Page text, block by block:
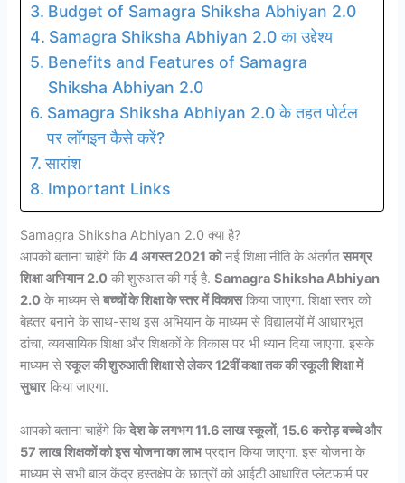
Budget of Samagra Shiksha Abhiyan 2.0
Samagra Shiksha Abhiyan 2.0 का उद्देश्य
Benefits and Features of Samagra
Shiksha Abhiyan 2.0
Samagra Shiksha Abhiyan 2.0 के तहत पोर्टल
पर लॉगइन कैसे करें?
सारांश
Important Links
Samagra Shiksha Abhiyan 2.0 क्या है?
आपको बताना चाहेंगे कि4 अगस्त 2021 कोनई शिक्षा नीति के अंतर्गतसमग्र
शिक्षा अभियान 2.0 की शुरुआत की गई है.Samagra Shiksha Abhiyan
2.0 के माध्यम सेबच्चों के शिक्षा के स्तर में विकासकिया जाएगा. शिक्षा स्तर को
बेहतर बनाने के साथ-साथ इस अभियान के माध्यम से विद्यालयों में आधारभूत
ढांचा, व्यवसायिक शिक्षा और शिक्षकों के विकास पर भी ध्यान दिया जाएगा. इसके
माध्यम सेस्कूल की शुरुआती शिक्षा से लेकर 12वीं कक्षा तक की स्कूली शिक्षा में
सुधारकिया जाएगा.
आपको बताना चाहेंगे किदेश के लगभग 11.6 लाख स्कूलों, 15.6 करोड़ बच्चे और
57 लाख शिक्षकों को इस योजना का लाभप्रदान किया जाएगा. इस योजना के
माध्यम से सभी बाल केंद्र हस्तक्षेप के छात्रों को आईटी आधारित प्लेटफार्म पर